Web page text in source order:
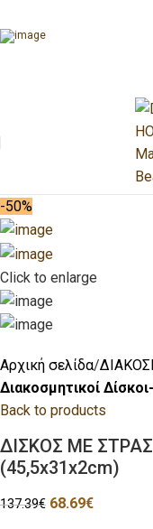
-50%
Click to enlarge
Αρχική σελίδα
Διακοσμητικοί
Back to products
ΔΙΣΚΟΣ ΜΕ
(45,5x31x2cm)
137.39€ 68.69€